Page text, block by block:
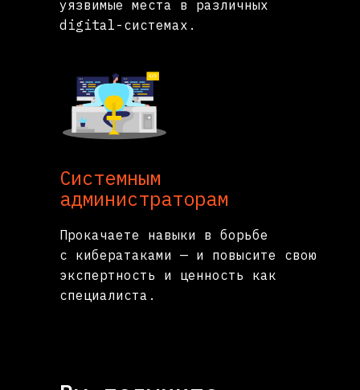
уязвимые места в различных
digital-системах.
Системным
администраторам
Прокачаете навыки в борьбе
с кибератаками — и повысите свою
экспертность и ценность как
специалиста.